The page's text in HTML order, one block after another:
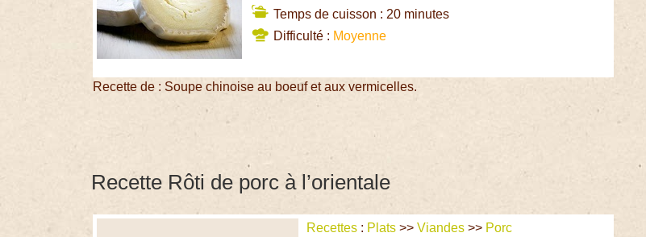
Temps de cuisson : 20 minutes
Difficulté : Moyenne
Recette de : Soupe chinoise au boeuf et aux vermicelles.
Recette Rôti de porc à l’orientale
Recettes : Plats >>Viandes >> Porc